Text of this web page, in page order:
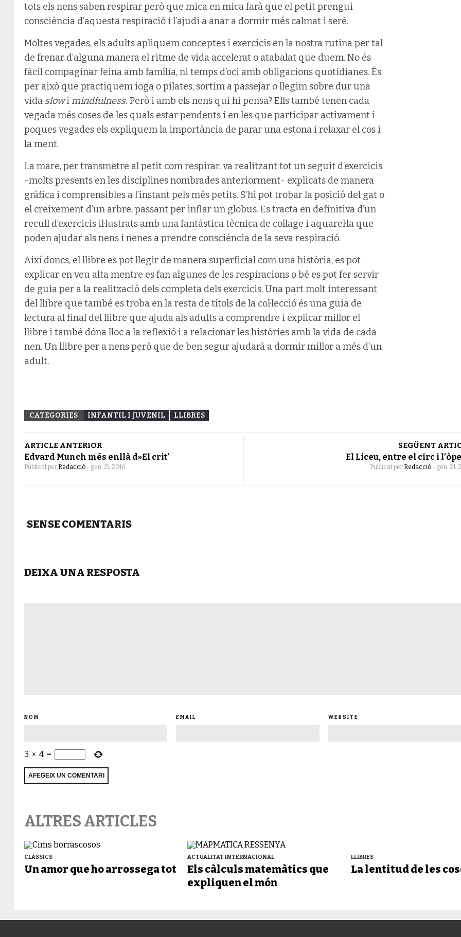
tots els nens saben respirar però que mica en mica farà que el petit prengui
consciència d’aquesta respiració i l’ajudi a anar a dormir més calmat i serè.
Moltes vegades, els adults apliquem conceptes i exercicis en la nostra rutina per tal
de frenar d’alguna manera el ritme de vida accelerat o atabalat que duem. No és
fàcil compaginar feina amb família, ni temps d’oci amb obligacions quotidianes. És
per això que practiquem ioga o pilates, sortim a passejar o llegim sobre dur una
vida slowimindfulness. Però i amb els nens qui hi pensa? Ells també tenen cada
vegada més coses de les quals estar pendents i en les que participar activament i
poques vegades els expliquem la importància de parar una estona i relaxar el cos i
la ment.
La mare, per transmetre al petit com respirar, va realitzant tot un seguit d’exercicis
-molts presents en les disciplines nombrades anteriorment- explicats de manera
gràfica i comprensibles a l’instant pels més petits. S’hi pot trobar la posició del gat o
el creixement d’un arbre, passant per inflar un globus. Es tracta en definitiva d’un
recull d’exercicis il·lustrats amb una fantàstica tècnica de collage i aquarel·la que
poden ajudar als nens i nenes a prendre consciència de la seva respiració.
Així doncs, el llibre es pot llegir de manera superficial com una història, es pot
explicar en veu alta mentre es fan algunes de les respiracions o bé es pot fer servir
de guia per a la realització dels completa dels exercicis. Una part molt interessant
del llibre que també es troba en la resta de títols de la col·lecció és una guia de
lectura al final del llibre que ajuda als adults a comprendre i explicar millor el
llibre i també dóna lloc a la reflexió i a relacionar les històries amb la vida de cada
nen. Un llibre per a nens però que de ben segur ajudarà a dormir millor a més d’un
adult.
CATEGORIES INFANTIL I JUVENIL LLIBRES
ARTICLE ANTERIOR
Edvard Munch més enllà d»El crit’
Publicat per Redacció - gen. 15, 2016
SEGÜENT
El Liceu, entre el circ i
Publicat per Redacció - gen. 21,
SENSE COMENTARIS
DEIXA UNA RESPOSTA
NOM EMAIL WEBSITE
3 × 4 =
ALTRES ARTICLES
CLÀSSICS
Un amor que ho arrossega tot
ACTUALITAT INTERNACIONAL
Els càlculs matemàtics que
expliquen el món
LLIBRES
La lentitud de les